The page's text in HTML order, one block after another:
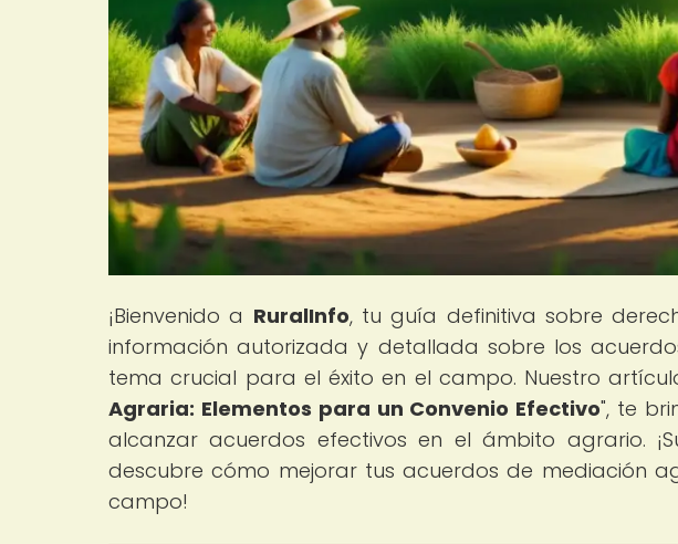
¡Bienvenido a RuralInfo, tu guía definitiva sobre
información autorizada y detallada sobre los
tema crucial para el éxito en el campo. Nuestro
Agraria: Elementos para un Convenio Efectivo", te
alcanzar acuerdos efectivos en el ámbito agrario.
descubre cómo mejorar tus acuerdos de mediación
campo!